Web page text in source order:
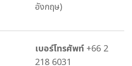
อังกฤษ)
เบอร์โทรศัพท์ +66 2
218 6031